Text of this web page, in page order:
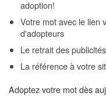
adoption!
Votre mot avec le lien
d'adopteurs
Le retrait des
La référence à votre
Adoptez votre mot dès